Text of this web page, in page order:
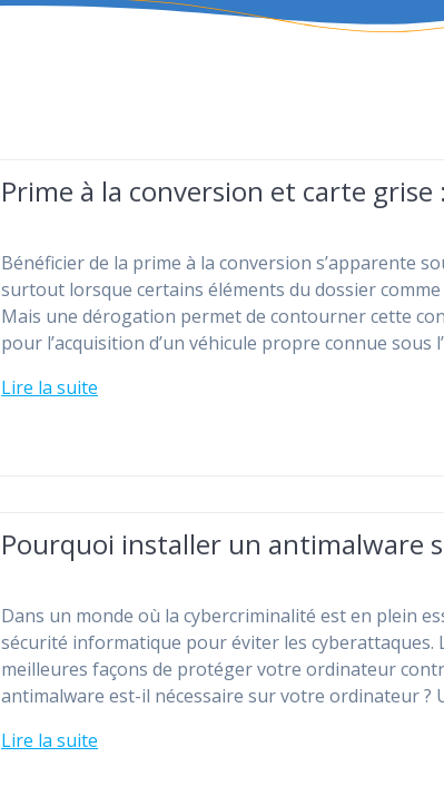
Prime à la conversion et carte
Bénéficier de la prime à la conversion s’apparente
surtout lorsque certains éléments du dossier
Mais une dérogation permet de contourner cette
pour l’acquisition d’un véhicule propre connue sous
Lire la suite
Pourquoi installer un antimalware
Dans un monde où la cybercriminalité est en plein
sécurité informatique pour éviter les cyberattaques.
meilleures façons de protéger votre ordinateur
antimalware est-il nécessaire sur votre ordinateur
Lire la suite